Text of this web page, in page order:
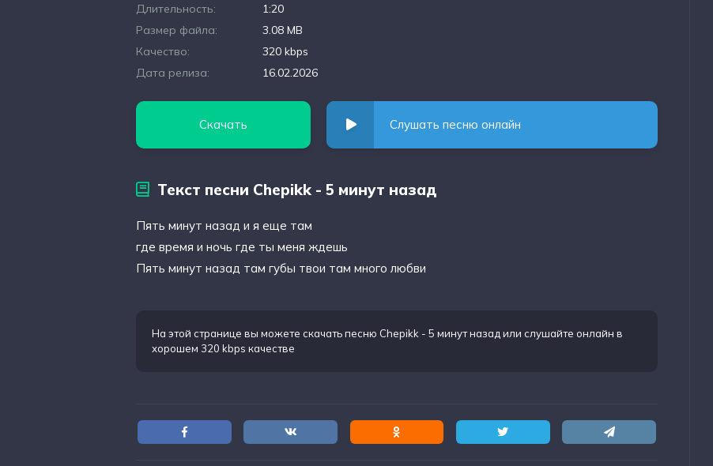
Длительность:
1:20
Размер файла:
3.08 MB
Качество:
320 kbps
Дата релиза:
16.02.2026
Скачать Слушать песню онлайн
Текст песни Chepikk - 5 минут назад
Пять минут назад и я еще там
где время и ночь где ты меня ждешь
Пять минут назад там губы твои там много любви
На этой странице вы можете скачать песню Chepikk - 5 минут назад или слушайте онлайн в
хорошем 320 kbps качестве